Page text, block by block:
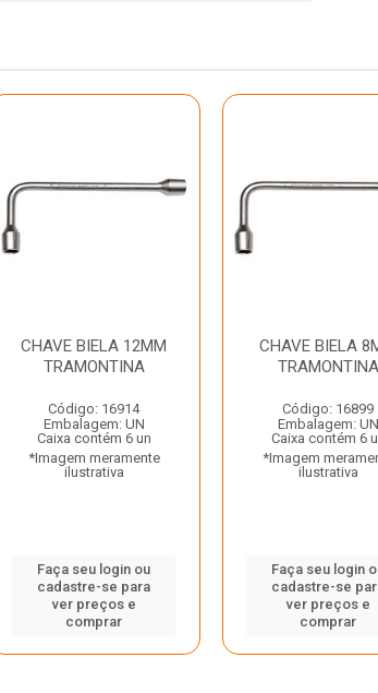
CHAVE BIELA 12MM
TRAMONTINA
Código: 16914
Embalagem: UN
Caixa contém 6 un
*Imagem meramente
ilustrativa
Faça seu login ou
cadastre-se para
ver preços e
comprar
CHAVE BIELA
TRAMONTINA
Código: 16899
Embalagem: UN
Caixa contém 6
*Imagem
ilustrativa
Faça seu login
cadastre-se
ver preços e
comprar